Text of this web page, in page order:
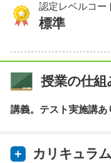
認定レベルコー
標準
授業の仕組
講義。テスト実施講あ
カリキュラム